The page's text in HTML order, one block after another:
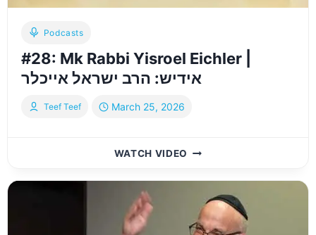
Podcasts
#28: Mk Rabbi Yisroel Eichler |
אידיש: הרב ישראל אייכלר
Teef Teef March 25, 2026
WATCH VIDEO #28:
RABBI
YISROEL
EICHLER
|